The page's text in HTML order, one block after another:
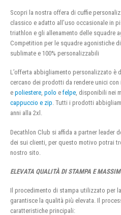
Scopri la nostra offera di cuffie
classico e adatto all’uso occasionale in
triathlon e gli allenamento delle squadre
Competition per le squadre agonistiche
sublimate e 100% personalizzabili
L’offerta abbigliamento personalizzato
cercano dei prodotti da rendere unici
e poliestere, polo e felpe, disponibili nei
cappuccio e zip. Tutti i prodotti
anni alla 2xl.
Decathlon Club si affida a partner leader
dei sui clienti, per questo motivo potrai
nostro sito.
ELEVATA QUALITÀ DI STAMPA E
Il procedimento di stampa utilizzato per
garantisce la qualità più elevata. Il
caratteristiche principali: